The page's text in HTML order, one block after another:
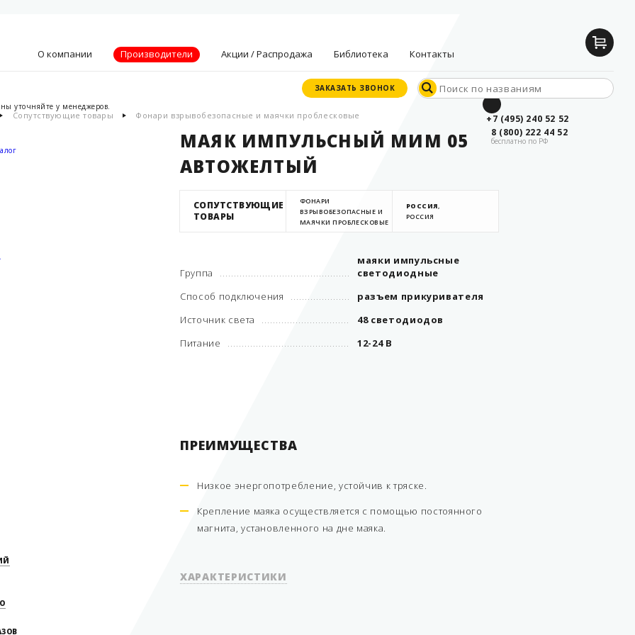
О компании
Видение, миссия
Производители Акции / Распродажа Библиотека
Документы
производителей
Опросные листы
Дилерские
Контакты
+7 (495) 240 52 52
8 (800) 222 44 52
бесплатно по РФ
ЗАКАЗАТЬ ЗВОНОК
ЗАКАЗАТЬ ЗВОНОК
уточняйте у менеджеров.
Сопутствующие товары Фонари взрывобезопасные и маячки проблесковые
МАЯК ИМПУЛЬСНЫЙ МИМ 05
АВТОЖЕЛТЫЙ
СОПУТСТВУЮЩИЕ
ТОВАРЫ
ФОНАРИ
ВЗРЫВОБЕЗОПАСНЫЕ И
МАЯЧКИ ПРОБЛЕСКОВЫЕ
РОССИЯ,
РОССИЯ
Группа
маяки импульсные
светодиодные
Способ подключения
разъем прикуривателя
Источник света
48 светодиодов
Питание
12-24 В
ПРЕИМУЩЕСТВА
Низкое энергопотребление, устойчив к тряске.
Крепление маяка осуществляется с помощью постоянного
магнита, установленного на дне маяка.
ХАРАКТЕРИСТИКИ